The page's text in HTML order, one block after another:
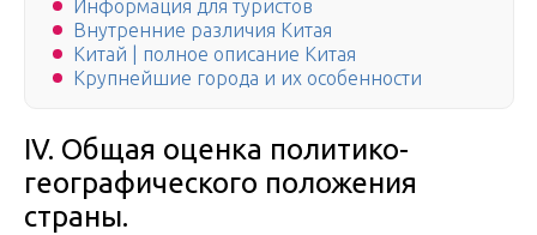
Информация для туристов
Внутренние различия Китая
Китай | полное описание Китая
Крупнейшие города и их особенности
IV. Общая оценка политико-
географического положения
страны.